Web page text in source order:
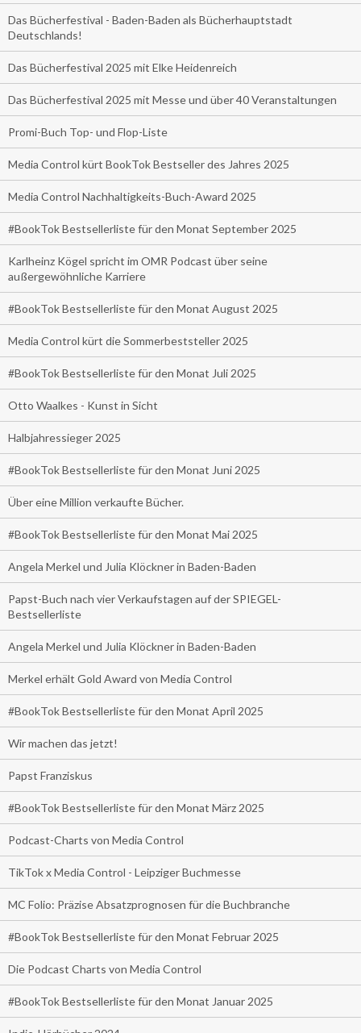
Das Bücherfestival - Baden-Baden als Bücherhauptstadt
Deutschlands!
Das Bücherfestival 2025 mit Elke Heidenreich
Das Bücherfestival 2025 mit Messe und über 40 Veranstaltungen
Promi-Buch Top- und Flop-Liste
Media Control kürt BookTok Bestseller des Jahres 2025
Media Control Nachhaltigkeits-Buch-Award 2025
#BookTok Bestsellerliste für den Monat September 2025
Karlheinz Kögel spricht im OMR Podcast über seine
außergewöhnliche Karriere
#BookTok Bestsellerliste für den Monat August 2025
Media Control kürt die Sommerbeststeller 2025
#BookTok Bestsellerliste für den Monat Juli 2025
Otto Waalkes - Kunst in Sicht
Halbjahressieger 2025
#BookTok Bestsellerliste für den Monat Juni 2025
Über eine Million verkaufte Bücher.
#BookTok Bestsellerliste für den Monat Mai 2025
Angela Merkel und Julia Klöckner in Baden-Baden
Papst-Buch nach vier Verkaufstagen auf der SPIEGEL-
Bestsellerliste
Angela Merkel und Julia Klöckner in Baden-Baden
Merkel erhält Gold Award von Media Control
#BookTok Bestsellerliste für den Monat April 2025
Wir machen das jetzt!
Papst Franziskus
#BookTok Bestsellerliste für den Monat März 2025
Podcast-Charts von Media Control
TikTok x Media Control - Leipziger Buchmesse
MC Folio: Präzise Absatzprognosen für die Buchbranche
#BookTok Bestsellerliste für den Monat Februar 2025
Die Podcast Charts von Media Control
#BookTok Bestsellerliste für den Monat Januar 2025